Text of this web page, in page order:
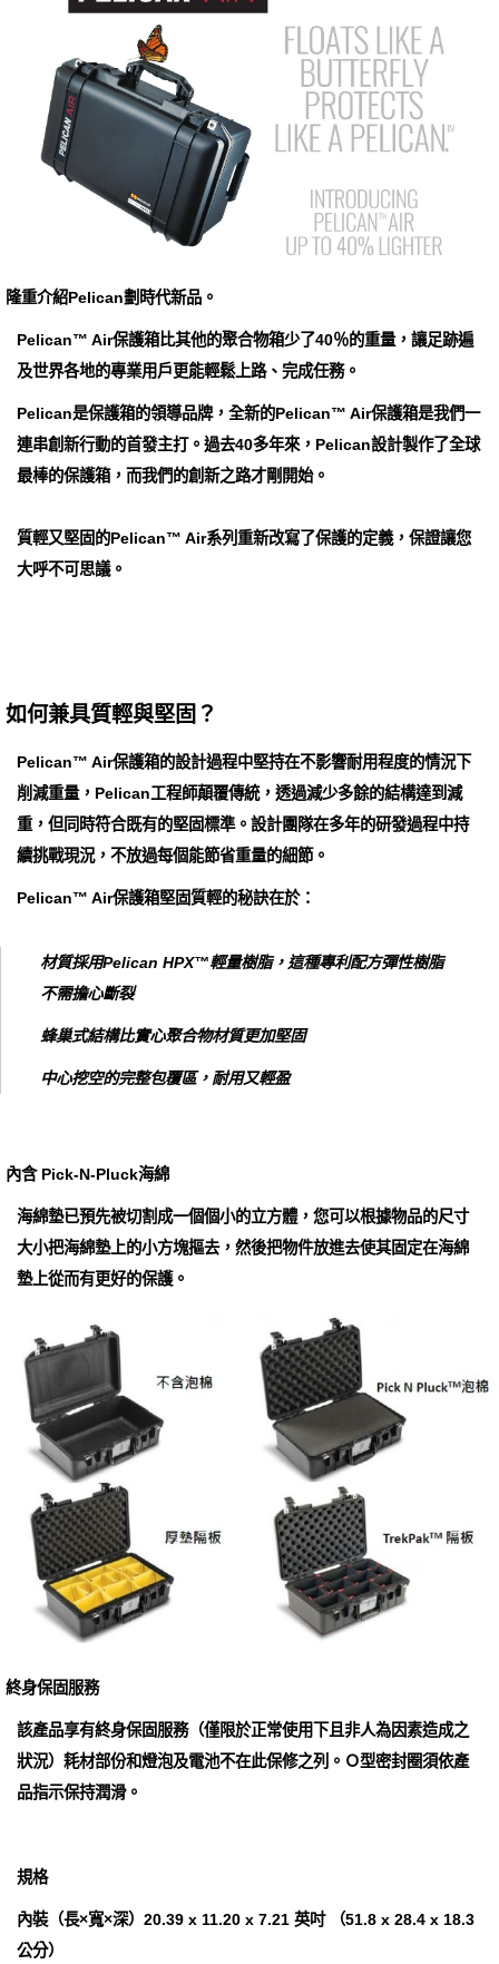
隆重介紹Pelican劃時代新品。
Pelican™ Air保護箱比其他的聚合物箱少了40％的重量，讓足跡遍
及世界各地的專業用戶更能輕鬆上路、完成任務。
Pelican是保護箱的領導品牌，全新的Pelican™ Air保護箱是我們一
連串創新行動的首發主打。過去40多年來，Pelican設計製作了全球
最棒的保護箱，而我們的創新之路才剛開始。
質輕又堅固的Pelican™ Air系列重新改寫了保護的定義，保證讓您
大呼不可思議。
如何兼具質輕與堅固？
Pelican™ Air保護箱的設計過程中堅持在不影響耐用程度的情況下
削減重量，Pelican工程師顛覆傳統，透過減少多餘的結構達到減
重，但同時符合既有的堅固標準。設計團隊在多年的研發過程中持
續挑戰現況，不放過每個能節省重量的細節。
Pelican™ Air保護箱堅固質輕的秘訣在於：
材質採用Pelican HPX™輕量樹脂，這種專利配方彈性樹脂
不需擔心斷裂
蜂巢式結構比實心聚合物材質更加堅固
中心挖空的完整包覆區，耐用又輕盈
內含 Pick-N-Pluck海綿
海綿墊已預先被切割成一個個小的立方體，您可以根據物品的尺寸
大小把海綿墊上的小方塊摳去，然後把物件放進去使其固定在海綿
墊上從而有更好的保護。
終身保固服務
該產品享有終身保固服務（僅限於正常使用下且非人為因素造成之
狀況）耗材部份和燈泡及電池不在此保修之列。Ｏ型密封圈須依產
品指示保持潤滑。
規格
內裝（長×寬×深）20.39 x 11.20 x 7.21 英吋 （51.8 x 28.4 x 18.3
公分）